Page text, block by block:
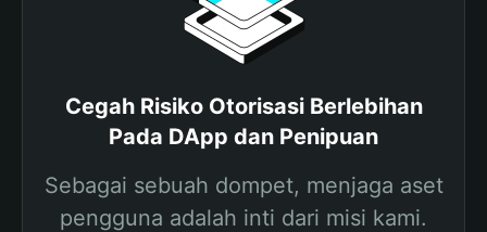
Cegah Risiko Otorisasi Berlebihan
Pada DApp dan Penipuan
Sebagai sebuah dompet, menjaga aset
pengguna adalah inti dari misi kami.